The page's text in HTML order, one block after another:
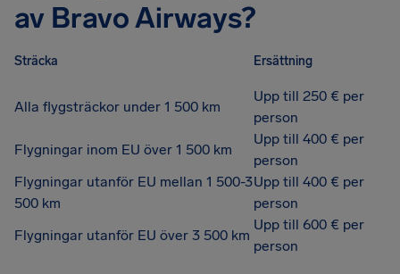
av Bravo Airways?
Sträcka Ersättning
Alla flygsträckor under 1 500 km
Upp till 250 € per
person
Flygningar inom EU över 1 500 km
Upp till 400 € per
person
Flygningar utanför EU mellan 1 500-3
500 km
Upp till 400 € per
person
Flygningar utanför EU över 3 500 km
Upp till 600 € per
person